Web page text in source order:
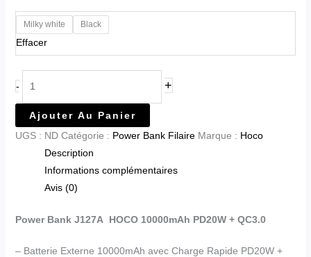
Milky white Black
Effacer
- +
Ajouter Au Panier
UGS : ND Catégorie : Power Bank Filaire Marque : Hoco
Description
Informations complémentaires
Avis (0)
Power Bank J127A HOCO 10000mAh PD20W + QC3.0
– Batterie Externe 10000mAh avec Charge Rapide PD20W +